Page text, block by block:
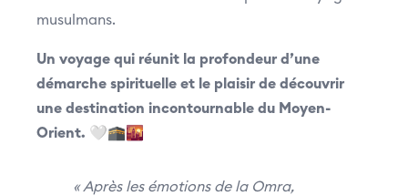
musulmans.
Un voyage qui réunit la profondeur d’une
démarche spirituelle et le plaisir de découvrir
une destination incontournable du Moyen-
Orient. 🤍🕋🌇
« Après les émotions de la Omra,